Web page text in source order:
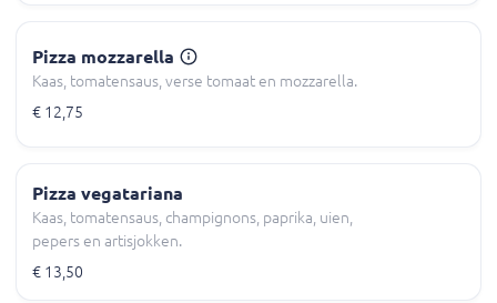
Pizza mozzarella
Kaas, tomatensaus, verse tomaat en mozzarella.
€ 12,75
Pizza vegatariana
Kaas, tomatensaus, champignons, paprika, uien,
pepers en artisjokken.
€ 13,50